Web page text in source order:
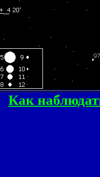
Как